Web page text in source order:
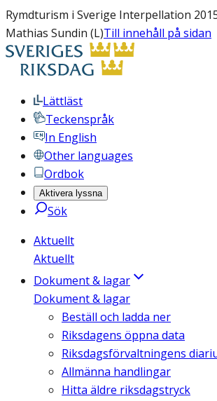
Rymdturism i Sverige Interpellation
Mathias Sundin (L)Till innehåll på sidan
Lättläst
Teckenspråk
In English
Other languages
Ordbok
Aktivera lyssna
Sök
Aktuellt
Aktuellt
Dokument & lagar
Dokument & lagar
Beställ och ladda ner
Riksdagens öppna data
Riksdagsförvaltningens
Allmänna handlingar
Hitta äldre riksdagstryck